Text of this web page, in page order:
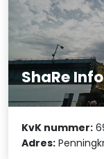
ShaRe
KvK nummer:
Adres: